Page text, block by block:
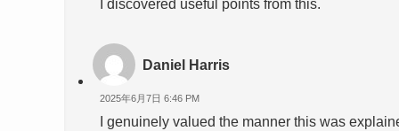
I discovered useful points from this.
Daniel Harris
2025年6月7日 6:46 PM
I genuinely valued the manner this was